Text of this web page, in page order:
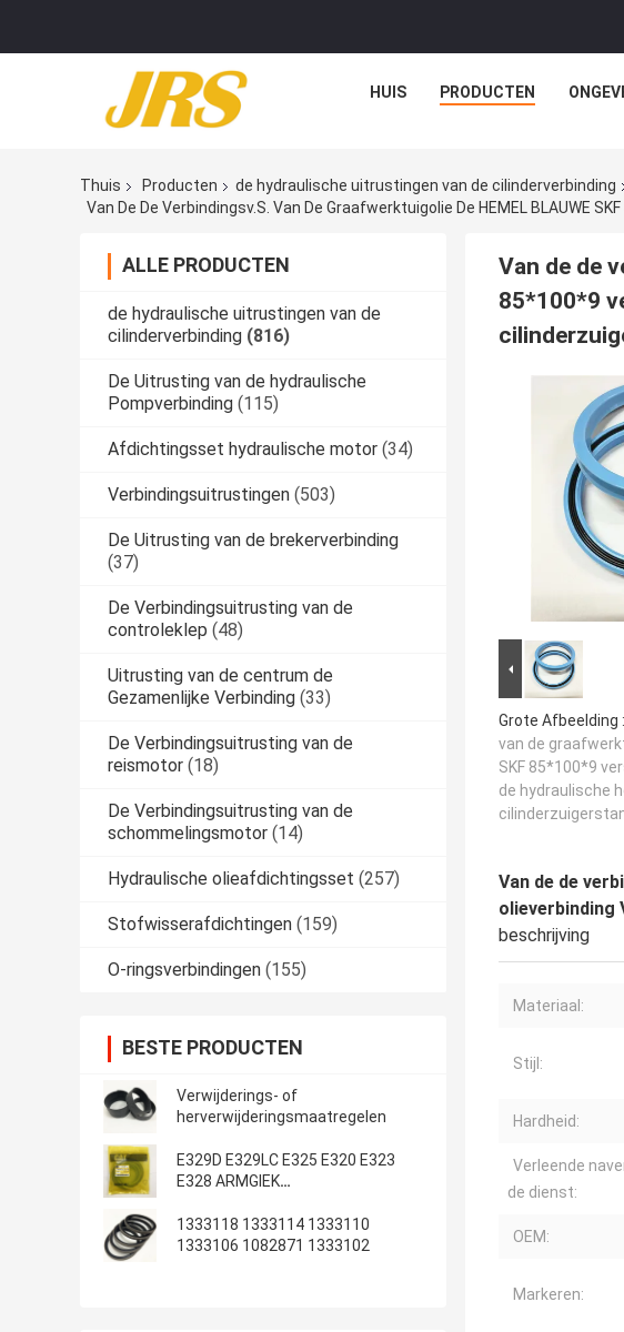
HUIS PRODUCTEN
Thuis Producten
de hydraulische uitrustingen van de cilinderverbinding
ALLE PRODUCTEN
de hydraulische uitrustingen van de
cilinderverbinding (816)
De Uitrusting van de hydraulische
Pompverbinding (115)
Afdichtingsset hydraulische motor (34)
Verbindingsuitrustingen (503)
De Uitrusting van de brekerverbinding
(37)
De Verbindingsuitrusting van de
controleklep (48)
Uitrusting van de centrum de
Gezamenlijke Verbinding (33)
De Verbindingsuitrusting van de
reismotor (18)
De Verbindingsuitrusting van de
schommelingsmotor (14)
Hydraulische olieafdichtingsset (257)
Stofwisserafdichtingen (159)
O-ringsverbindingen (155)
BESTE PRODUCTEN
Verwijderings- of
herverwijderingsmaatregelen
E329D E329LC E325 E320 E323
E328 ARMGIEK
1333118 1333114 1333110
1333106 1082871 1333102
Van de de
85*100*9
Grote Afbeelding :
van de
SKF 85*100*9
de hydraulische
Van de de
olieverbinding
beschrijving
Materiaal:
Stijl:
Hardheid:
Verleende
de dienst:
OEM:
Markeren: